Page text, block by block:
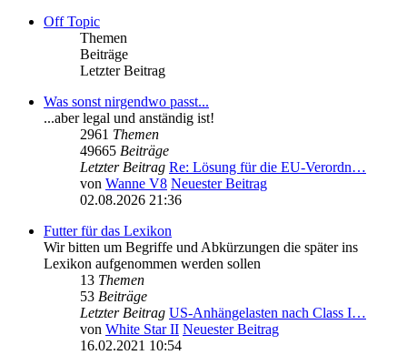
Off Topic
Themen
Beiträge
Letzter Beitrag
Was sonst nirgendwo passt...
...aber legal und anständig ist!
2961 Themen
49665 Beiträge
Letzter Beitrag Re: Lösung für die EU‑Verordn…
von Wanne V8 Neuester Beitrag
02.08.2026 21:36
Futter für das Lexikon
Wir bitten um Begriffe und Abkürzungen die später ins
Lexikon aufgenommen werden sollen
13 Themen
53 Beiträge
Letzter Beitrag US-Anhängelasten nach Class I…
von White Star II Neuester Beitrag
16.02.2021 10:54